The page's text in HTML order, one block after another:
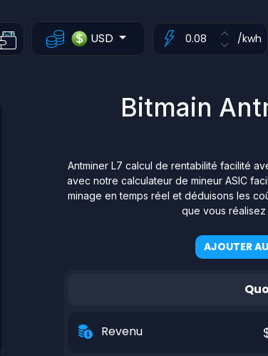
USD /kwh
Bitmain
Antminer L7 calcul de rentabilité facilité
avec notre calculateur de mineur ASIC
minage en temps réel et déduisons les
que vous
AJOUTER
Revenu